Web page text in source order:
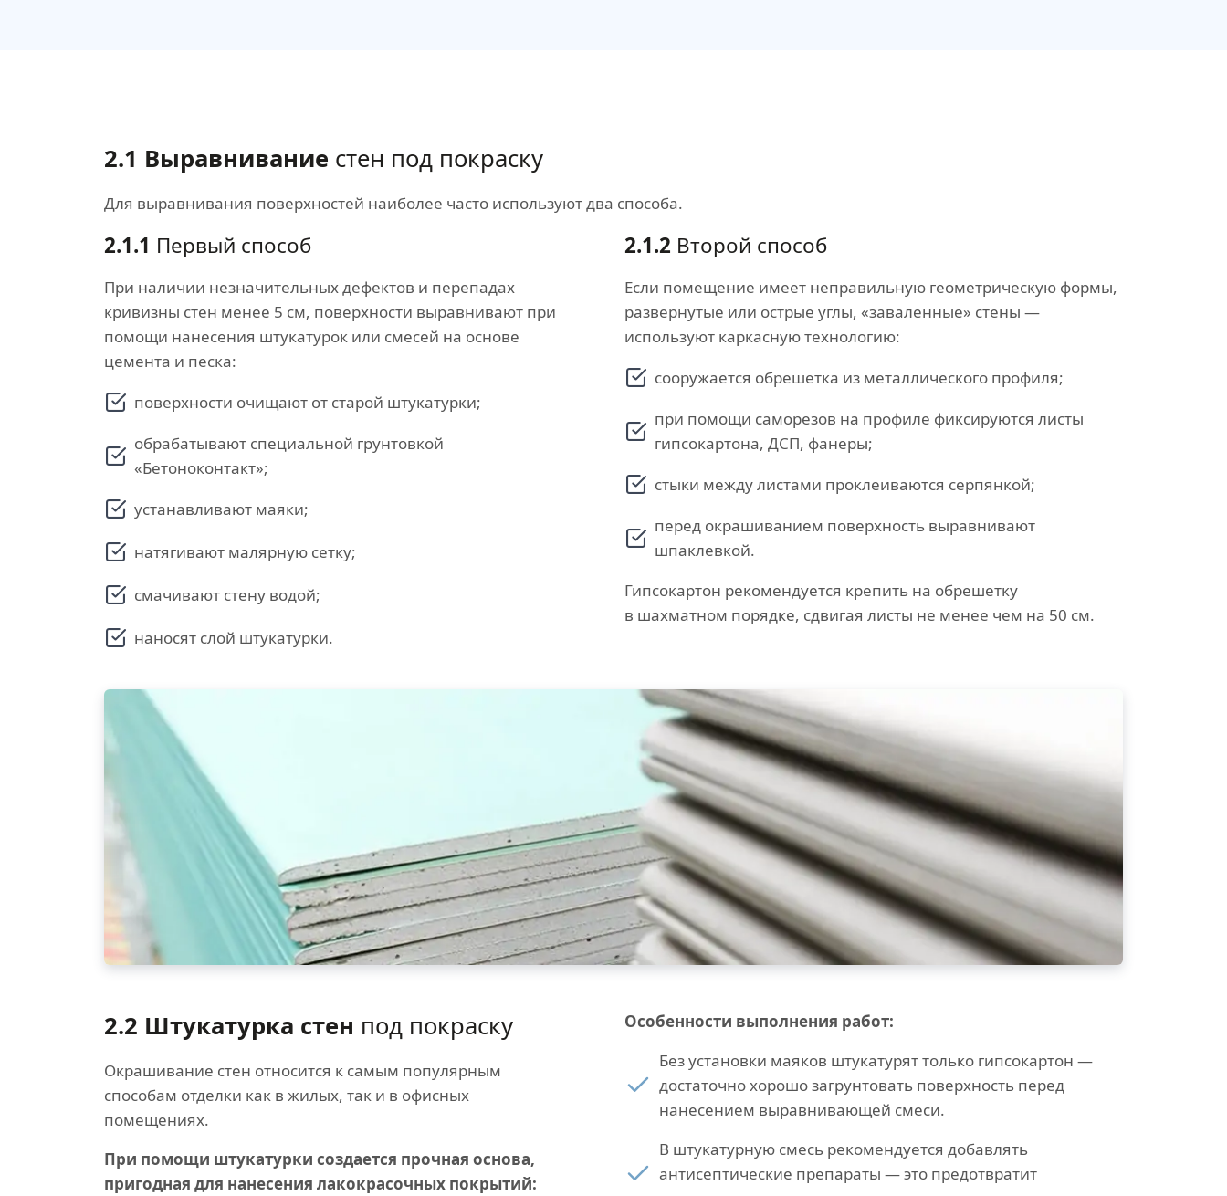
2.1 Выравнивание стен под покраску
Для выравнивания поверхностей наиболее часто используют два способа.
2.1.1 Первый способ
При наличии незначительных дефектов и перепадах
кривизны стен менее 5 см, поверхности выравнивают при
помощи нанесения штукатурок или смесей на основе
цемента и песка:
поверхности очищают от старой штукатурки;
обрабатывают специальной грунтовкой
«Бетоноконтакт»;
устанавливают маяки;
натягивают малярную сетку;
смачивают стену водой;
наносят слой штукатурки.
2.1.2 Второй способ
Если помещение имеет неправильную геометрическую формы,
развернутые или острые углы, «заваленные» стены —
используют каркасную технологию:
сооружается обрешетка из металлического профиля;
при помощи саморезов на профиле фиксируются листы
гипсокартона, ДСП, фанеры;
стыки между листами проклеиваются серпянкой;
перед окрашиванием поверхность выравнивают
шпаклевкой.
Гипсокартон рекомендуется крепить на обрешетку
в шахматном порядке, сдвигая листы не менее чем на 50 см.
2.2 Штукатурка стен под покраску
Окрашивание стен относится к самым популярным
способам отделки как в жилых, так и в офисных
помещениях.
При помощи штукатурки создается прочная основа,
пригодная для нанесения лакокрасочных покрытий:
Особенности выполнения работ:
Без установки маяков штукатурят только гипсокартон —
достаточно хорошо загрунтовать поверхность перед
нанесением выравнивающей смеси.
В штукатурную смесь рекомендуется добавлять
антисептические препараты — это предотвратит